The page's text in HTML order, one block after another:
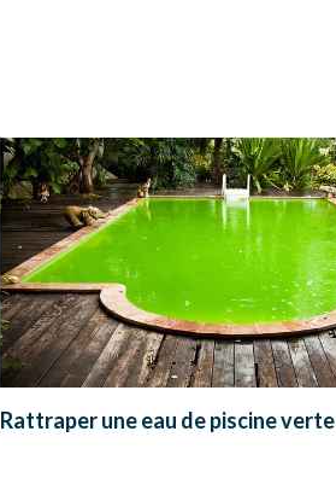
Rattraper une eau de piscine verte